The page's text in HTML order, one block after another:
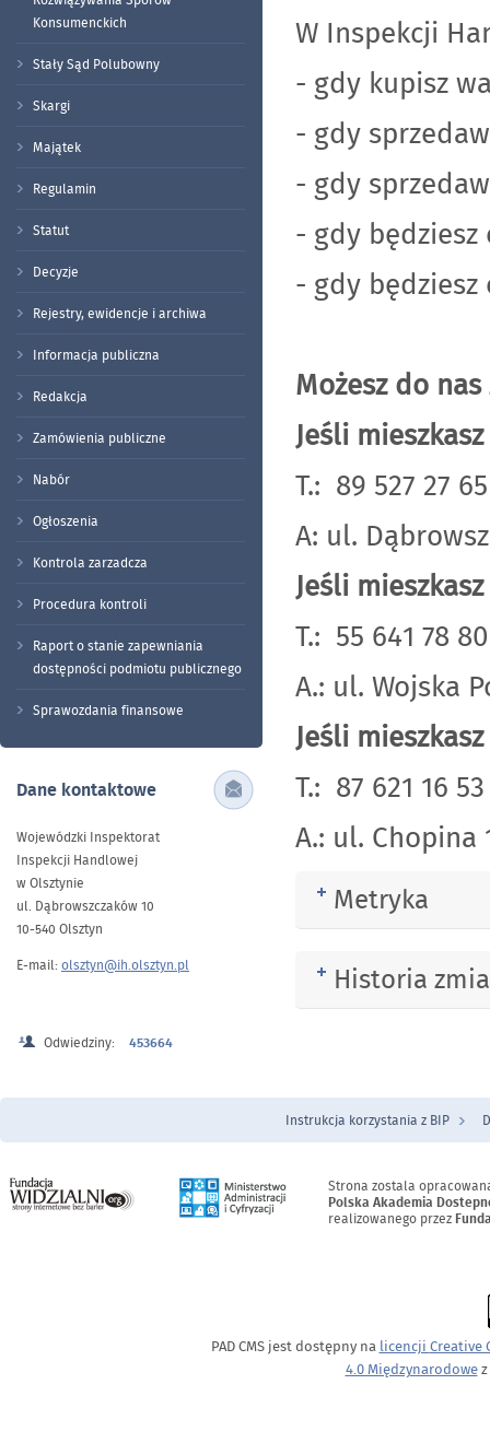
Konsumenckich
Stały Sąd Polubowny
Skargi
Majątek
Regulamin
Statut
Decyzje
Rejestry, ewidencje i archiwa
Informacja publiczna
Redakcja
Zamówienia publiczne
Nabór
Ogłoszenia
Kontrola zarzadcza
Procedura kontroli
Raport o stanie zapewniania
dostępności podmiotu publicznego
Sprawozdania finansowe
Dane kontaktowe
Wojewódzki Inspektorat
Inspekcji Handlowej
w Olsztynie
ul. Dąbrowszczaków 10
10-540 Olsztyn
E-mail: olsztyn@ih.olsztyn.pl
Odwiedziny: 453664
W Inspekcji
- gdy kupisz
- gdy
- gdy
- gdy
- gdy
Możesz do
Jeśli
T.: 89 527
A: ul.
Jeśli
T.: 55 641
A.: ul. Wojska
Jeśli
T.: 87 621
A.: ul. Chopina
Rozwiń
Metryka
Rozwiń
Historia
Menu Stopka
Instrukcja korzystania z BIP
Strona zostala
Polska Akademia
realizowanego przez
PAD CMS jest dostępny na licencji Creative
4.0 Międzynarodowez